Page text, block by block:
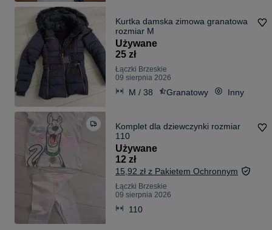
Kurtka damska zimowa granatowa
rozmiar M
Używane
25 zł
Łączki Brzeskie
09 sierpnia 2026
M / 38 Granatowy Inny
Komplet dla dziewczynki rozmiar
110
Używane
12 zł
15,92 zł z Pakietem Ochronnym
Łączki Brzeskie
09 sierpnia 2026
110